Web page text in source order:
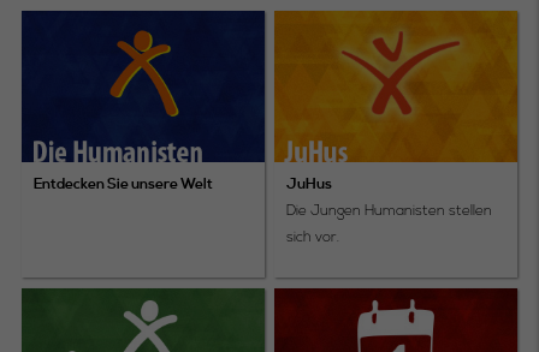
Entdecken Sie unsere Welt JuHus
Die Jungen Humanisten stellen
sich vor.